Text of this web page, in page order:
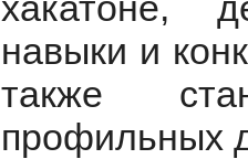
навыки и
также
профильных